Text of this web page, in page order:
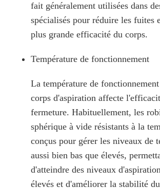
fait généralement utilisées dans
spécialisés pour réduire les fuites
plus grande efficacité du corps.
Température de fonctionnement
La température de
corps d'aspiration affecte
fermeture. Habituellement, les
sphérique à vide résistants à la
conçus pour gérer les niveaux de
aussi bien bas que élevés,
d'atteindre des niveaux
élevés et d'améliorer la stabilité